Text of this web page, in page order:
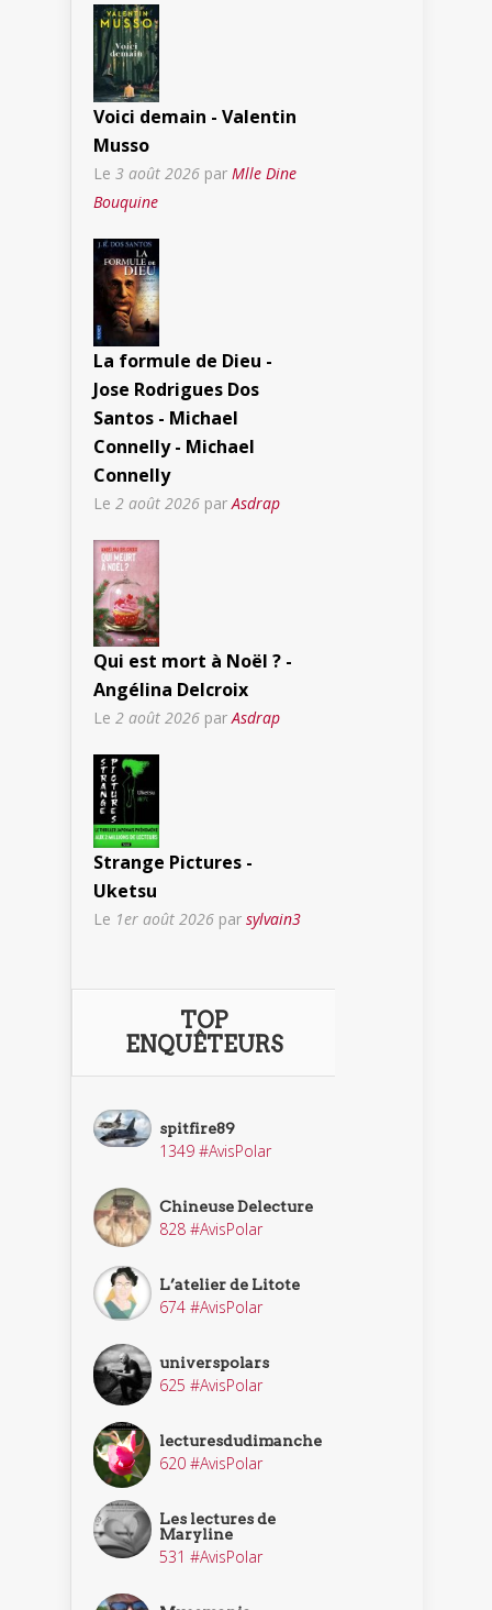
Voici demain - Valentin
Musso
Le 3 août 2026 par Mlle Dine
Bouquine
La formule de Dieu -
Jose Rodrigues Dos
Santos - Michael
Connelly - Michael
Connelly
Le 2 août 2026 parAsdrap
Qui est mort à Noël ? -
Angélina Delcroix
Le 2 août 2026 par Asdrap
Strange Pictures -
Uketsu
Le 1er août 2026 par sylvain3
TOP
ENQUÊTEURS
spitfire89
1349 #AvisPolar
Chineuse Delecture
828 #AvisPolar
L’atelier de Litote
674 #AvisPolar
universpolars
625 #AvisPolar
lecturesdudimanche
620 #AvisPolar
Les lectures de
Maryline
531 #AvisPolar